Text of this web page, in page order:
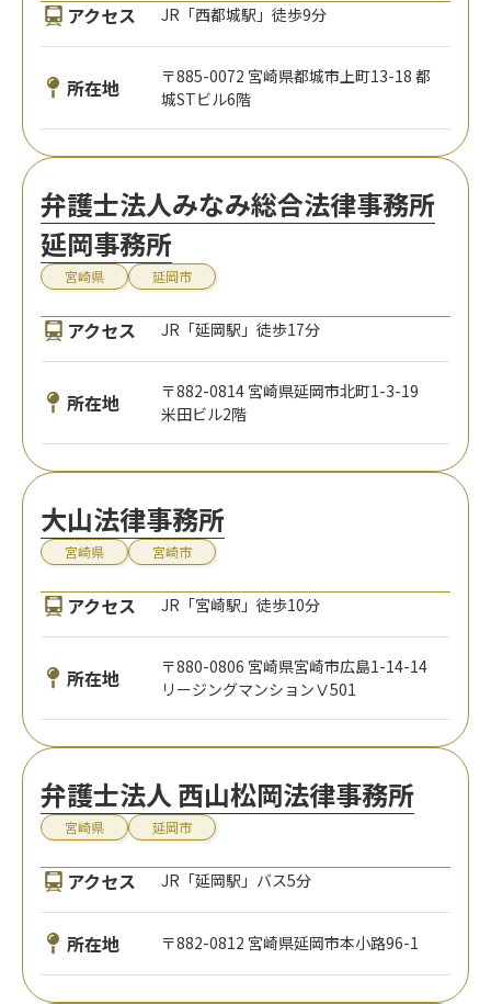
アクセス JR「西都城駅」徒歩9分
所在地
〒885-0072 宮崎県都城市上町13-18 都
城STビル6階
弁護士法人みなみ総合法律事務所
延岡事務所
宮崎県 延岡市
アクセス JR「延岡駅」徒歩17分
所在地
〒882-0814 宮崎県延岡市北町1-3-19
米田ビル2階
大山法律事務所
宮崎県 宮崎市
アクセス JR「宮崎駅」徒歩10分
所在地
〒880-0806 宮崎県宮崎市広島1-14-14
リージングマンションⅤ501
弁護士法人 西山松岡法律事務所
宮崎県 延岡市
アクセス JR「延岡駅」バス5分
所在地 〒882-0812 宮崎県延岡市本小路96-1